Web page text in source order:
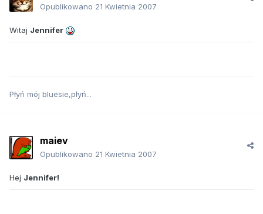
Opublikowano 21 Kwietnia 2007
Witaj Jennifer
Płyń mój bluesie,płyń...
maiev
Opublikowano 21 Kwietnia 2007
Hej Jennifer!